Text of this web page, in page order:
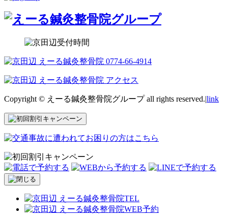
Copyright © えーる鍼灸整骨院グループ all rights reserved.|link